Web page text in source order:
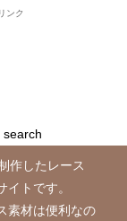
ンク
search
作したレース
トです。
素材は便利なの